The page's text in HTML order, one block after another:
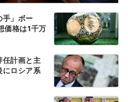
手」ボー
価格は1千万
任計画と主
にロシア系